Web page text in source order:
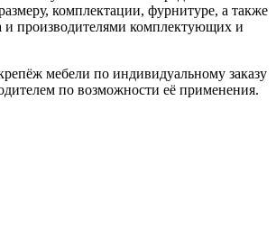
комплектации, фурнитуре, а также
и производителями комплектующих и
мебели по индивидуальному заказу
по возможности её применения.